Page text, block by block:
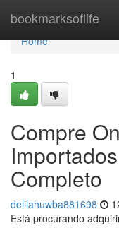
bookmarksoflife
Home
Home
1
Compre
Completo
delilahuwba881698
Está procurando